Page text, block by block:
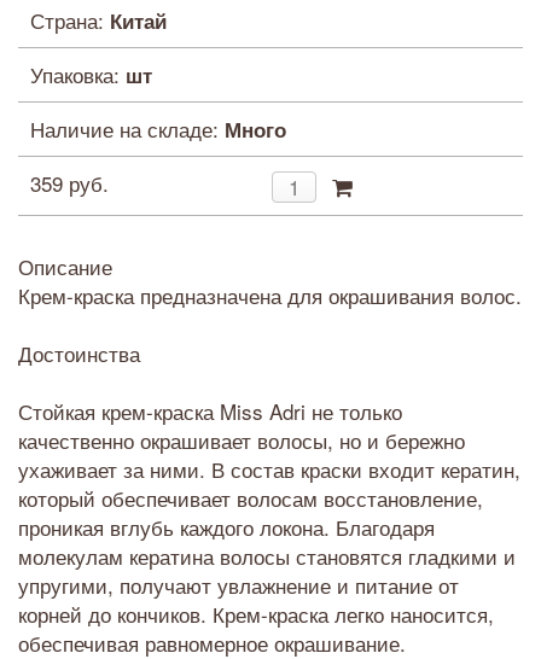
Страна: Китай
Упаковка: шт
Наличие на складе: Много
359 руб.
Описание
Крем-краска предназначена для окрашивания волос.
Достоинства
Стойкая крем-краска Miss Adri не только
качественно окрашивает волосы, но и бережно
ухаживает за ними. В состав краски входит кератин,
который обеспечивает волосам восстановление,
проникая вглубь каждого локона. Благодаря
молекулам кератина волосы становятся гладкими и
упругими, получают увлажнение и питание от
корней до кончиков. Крем-краска легко наносится,
обеспечивая равномерное окрашивание.